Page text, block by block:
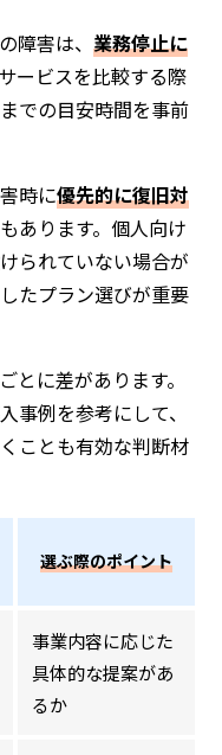
障害は、 業務停止に
ービスを比較する際
での目安時間を事前
時に優先的に復旧対
あります。個人向け
られていない場合が
たプラン選びが重要
とに差があります。
事例を参考にして、
ことも有効な判断材
選ぶ際のポイント
事業内容に応じた
具体的な提案があ
るか